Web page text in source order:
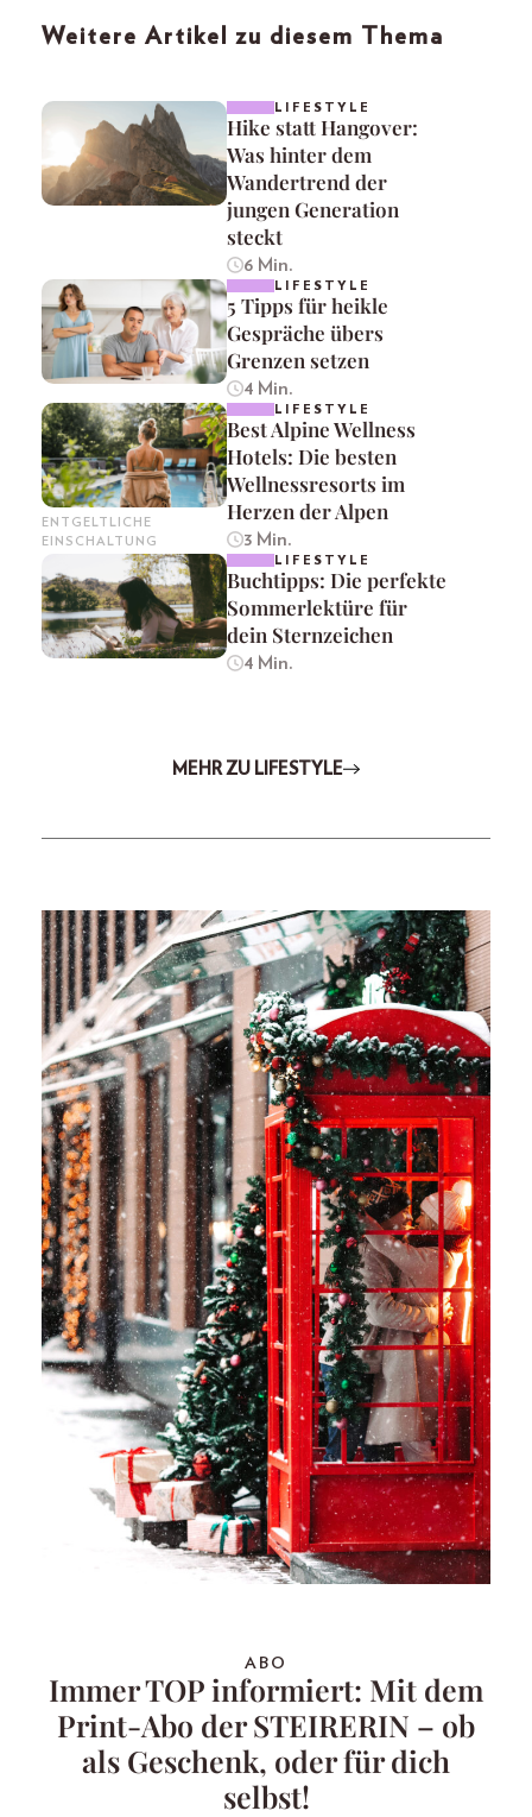
Weitere Artikel zu diesem Thema
LIFESTYLE
Hike statt Hangover:
Was hinter dem
Wandertrend der
jungen Generation
steckt
6 Min.
LIFESTYLE
5 Tipps für heikle
Gespräche übers
Grenzen setzen
4 Min.
ENTGELTLICHE
EINSCHALTUNG
LIFESTYLE
Best Alpine Wellness
Hotels: Die besten
Wellnessresorts im
Herzen der Alpen
3 Min.
LIFESTYLE
Buchtipps: Die perfekte
Sommerlektüre für
dein Sternzeichen
4 Min.
MEHR ZU LIFESTYLE
ABO
Immer TOP informiert: Mit dem
Print-Abo der STEIRERIN – ob
als Geschenk, oder für dich
selbst!